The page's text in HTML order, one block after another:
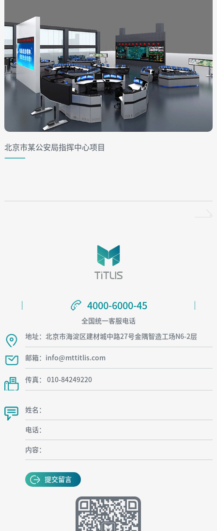
北京市某公安局指挥中心项目
4000-6000-45
4000-6000-45
全国统一客服电话
地址：北京市海淀区建材城中路27号金隅智造工场N6-2层
邮箱：info@mttitlis.com
传真： 010-84249220
姓名：
电话：
内容：
提交留言